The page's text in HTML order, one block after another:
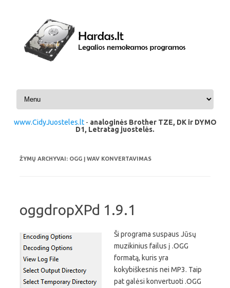
Pereiti prie turinio
www.CidyJuosteles.lt- analoginės Brother TZE, DK ir DYMO
D1, Letratag juostelės.
ŽYMŲ ARCHYVAI: OGG Į WAV KONVERTAVIMAS
oggdropXPd 1.9.1
Ši programa suspaus Jūsų
muzikinius failus į .OGG
formatą, kuris yra
kokybiškesnis nei MP3. Taip
pat galėsi konvertuoti .OGG